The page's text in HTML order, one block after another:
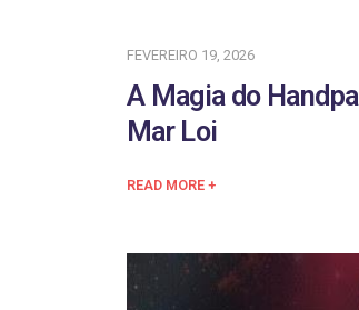
FEVEREIRO 19, 2026
A Magia do
Mar Loi
READ MORE +